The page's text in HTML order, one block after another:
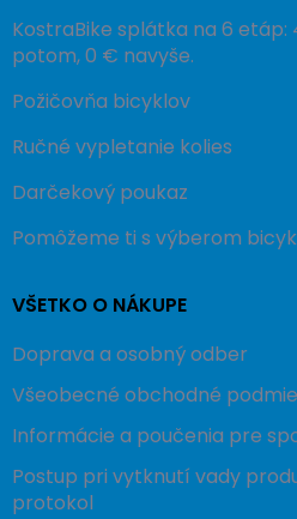
KostraBike splátka na 6 etáp:
potom, 0 € navyše.
Požičovňa bicyklov
Ručné vypletanie kolies
Darčekový poukaz
Pomôžeme ti s výberom
VŠETKO O NÁKUPE
Doprava a osobný odber
Všeobecné obchodné
Informácie a poučenia pre
Postup pri vytknutí vady
protokol